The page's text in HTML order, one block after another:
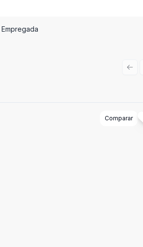
Comparar